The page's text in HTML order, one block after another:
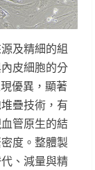
及精細的組
皮細胞的分
優異，顯著
疊技術，有
管原生的結
度。整體製
、減量與精